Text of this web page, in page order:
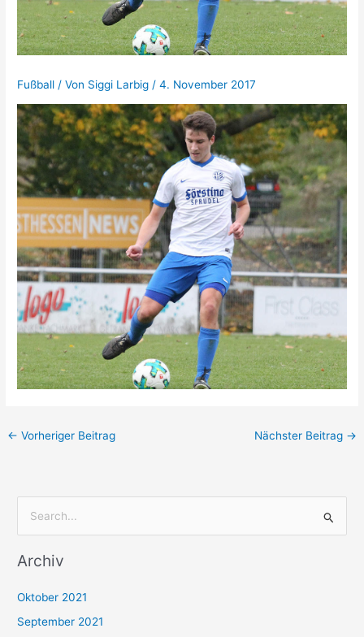
Fußball / Von Siggi Larbig /4. November 2017
← Vorheriger Beitrag Nächster Beitrag →
c
n
Archiv
Oktober 2021
September 2021